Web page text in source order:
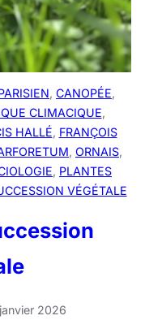
, CANOPÉE
CLIMACIQUE
HALLÉ, FRANÇOIS
, ORNAIS
, PLANTES
VÉGÉTALE
2026